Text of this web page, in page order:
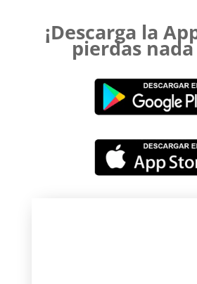
¡Descarga la
pierdas